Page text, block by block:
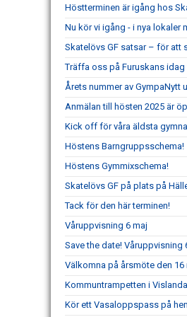
Höstterminen är igång hos
Nu kör vi igång - i nya lokaler
Skatelövs GF satsar – för att
Träffa oss på Furuskans idag
Årets nummer av GympaNytt
Anmälan till hösten 2025 är
Kick off för våra äldsta
Höstens Barngruppsschema!
Höstens Gymmixschema!
Skatelövs GF på plats på
Tack för den här terminen!
Våruppvisning 6 maj
Save the date! Våruppvisning
Välkomna på årsmöte den 16
Kommuntrampetten i
Kör ett Vasaloppspass på